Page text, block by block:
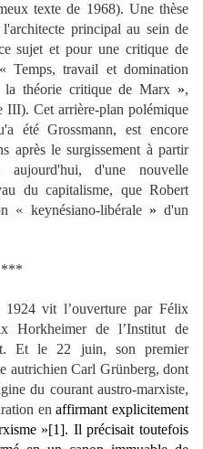
texte de 1968). Une thèse
principal au sein de
sujet et pour une critique de
« Temps, travail et domination
la théorie critique de Marx »,
Cet arrière-plan polémique
été Grossmann, est encore
après le surgissement à partir
d'une nouvelle
du capitalisme, que Robert
« keynésiano-libérale » d'un
***
1924 vit l’ouverture par Félix
Horkheimer de l’Institut de
Et le 22 juin, son premier
autrichien Carl Grünberg, dont
du courant austro-marxiste,
enaffirmant explicitement
»[1]. Il précisait toutefois